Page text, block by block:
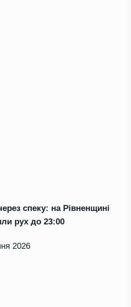
спеку: на Рівненщині
рух до 23:00
2026